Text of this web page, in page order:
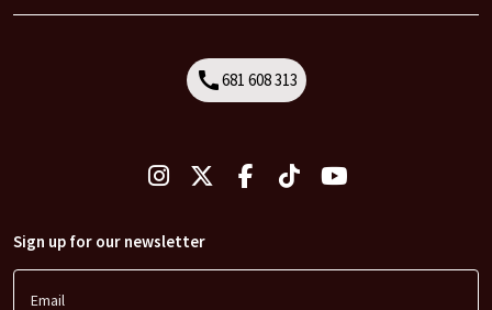
call Call
681 608 313
Sign up for our newsletter
Email